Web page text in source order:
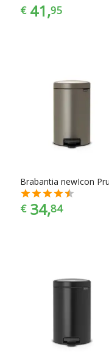
€ 41,95
€ 34,84